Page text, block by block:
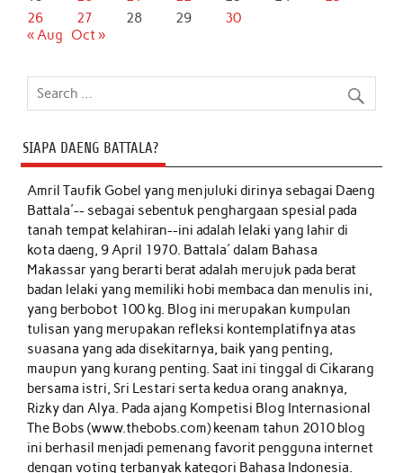
26
27 28 29
30
« Aug
Oct »
SIAPA DAENG BATTALA?
Amril Taufik Gobelyang menjuluki dirinya sebagai Daeng
Battala'-- sebagai sebentuk penghargaan spesial pada
tanah tempat kelahiran--ini adalah lelaki yang lahir di
kota daeng, 9 April 1970. Battala' dalam Bahasa
Makassar yang berarti berat adalah merujuk pada berat
badan lelaki yang memiliki hobi membaca dan menulis ini,
yang berbobot 100 kg. Blog ini merupakan kumpulan
tulisan yang merupakan refleksi kontemplatifnya atas
suasana yang ada disekitarnya, baik yang penting,
maupun yang kurang penting. Saat ini tinggal di Cikarang
bersama istri, Sri Lestari serta kedua orang anaknya,
Rizky dan Alya. Pada ajang Kompetisi Blog Internasional
The Bobs (www.thebobs.com) keenam tahun 2010 blog
ini berhasil menjadi pemenang favorit pengguna internet
dengan voting terbanyak kategori Bahasa Indonesia.